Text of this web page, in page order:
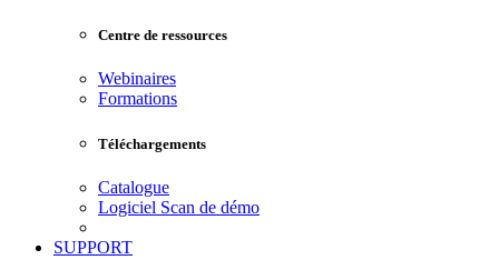
Centre de ressources
Webinaires
Formations
Téléchargements
Catalogue
Logiciel Scan de démo
SUPPORT